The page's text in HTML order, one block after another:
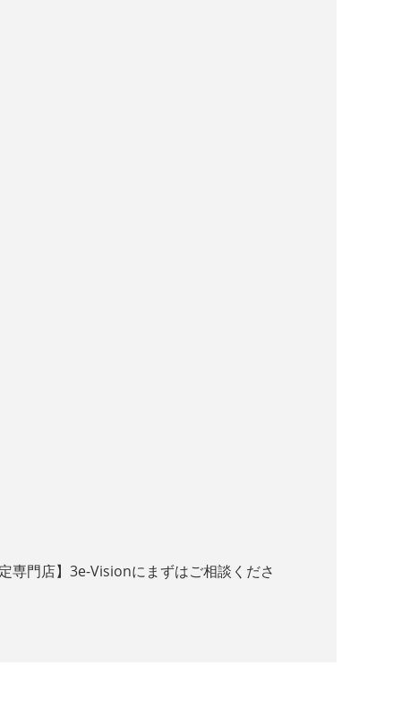
専門店】3e-Visionにまずはご相談くださ